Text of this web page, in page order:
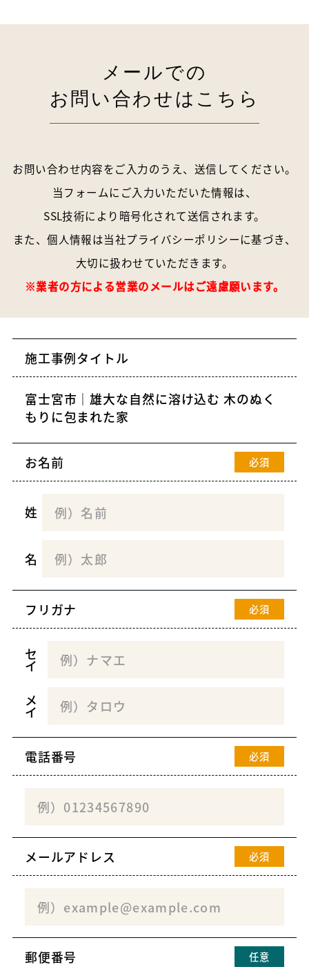
メールでの
お問い合わせはこちら
お問い合わせ内容をご入力のうえ、送信してください。
当フォームにご入力いただいた情報は、
SSL技術により暗号化されて送信されます。
また、個人情報は当社プライバシーポリシーに基づき、
大切に扱わせていただきます。
※業者の方による営業のメールはご遠慮願います。
施工事例タイトル
お名前 必須
姓
名
フリガナ 必須
セ
イ
メ
イ
電話番号 必須
メールアドレス 必須
郵便番号 任意